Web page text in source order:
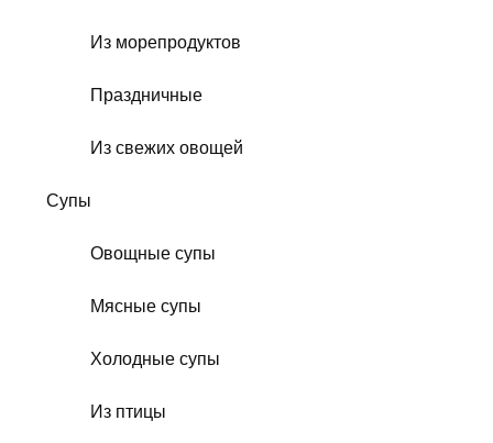
Из морепродуктов
Праздничные
Из свежих овощей
Супы
Овощные супы
Мясные супы
Холодные супы
Из птицы